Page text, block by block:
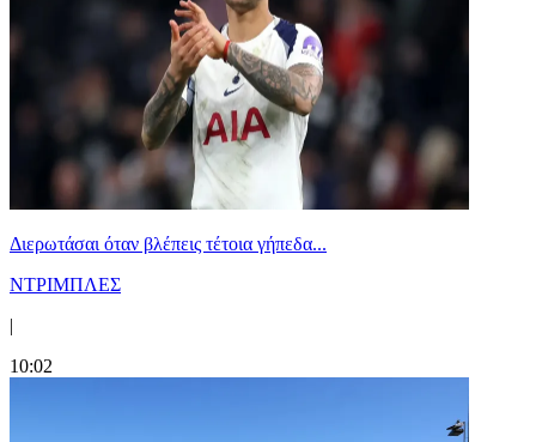
Διερωτάσαι όταν βλέπεις τέτοια γήπεδα...
ΝΤΡΙΜΠΛΕΣ
|
10:02